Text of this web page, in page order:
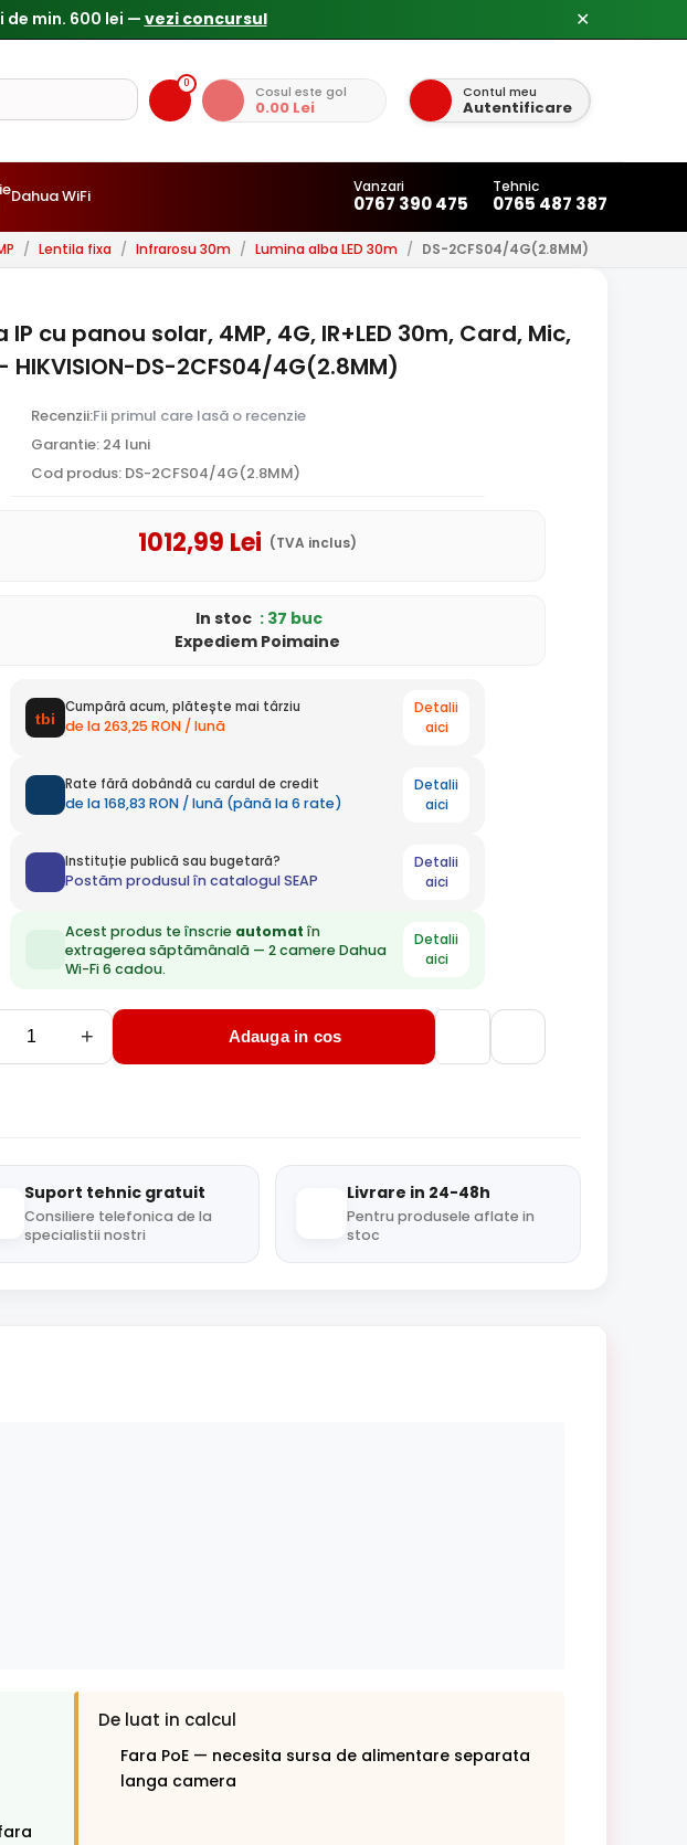
✕
0 Cosul este gol
0.00 Lei
Contul meu
Autentificare
Dahua WiFi Vanzari
0767 390 475
Tehnic
0765 487 387
/ Lentila fixa / Infrarosu 30m / Lumina alba LED 30m / DS-2CFS04/4G(2.8MM)
cu panou solar, 4MP, 4G, IR+LED 30m, Card, Mic,
HIKVISION-DS-2CFS04/4G(2.8MM)
Recenzii:Fii primul care lasă o recenzie
Garantie: 24 luni
Cod produs: DS-2CFS04/4G(2.8MM)
1012,99 Lei (TVA inclus)
In stoc : 37 buc
Expediem Poimaine
Cumpără acum, plătește mai târziu
de la 263,25 RON / lună
Detalii
aici
Rate fără dobândă cu cardul de credit
de la 168,83 RON / lună (până la 6 rate)
Detalii
aici
Instituție publică sau bugetară?
Postăm produsul în catalogul SEAP
Detalii
aici
Acest produs te înscrie automat în
extragerea săptămânală — 2 camere Dahua
Wi-Fi 6 cadou.
Detalii
aici
+ Adauga in cos
Suport tehnic gratuit
Consiliere telefonica de la
specialistii nostri
Livrare in 24-48h
Pentru produsele aflate in
stoc
De luat in calcul
Fara PoE — necesita sursa de alimentare separata
langa camera